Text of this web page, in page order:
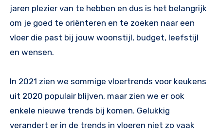
jaren plezier van te hebben en dus is het belangrijk
om je goed te oriënteren en te zoeken naar een
vloer die past bij jouw woonstijl, budget, leefstijl
en wensen.
In 2021 zien we sommige vloertrends voor keukens
uit 2020 populair blijven, maar zien we er ook
enkele nieuwe trends bij komen. Gelukkig
verandert er in de trends in vloeren niet zo vaak